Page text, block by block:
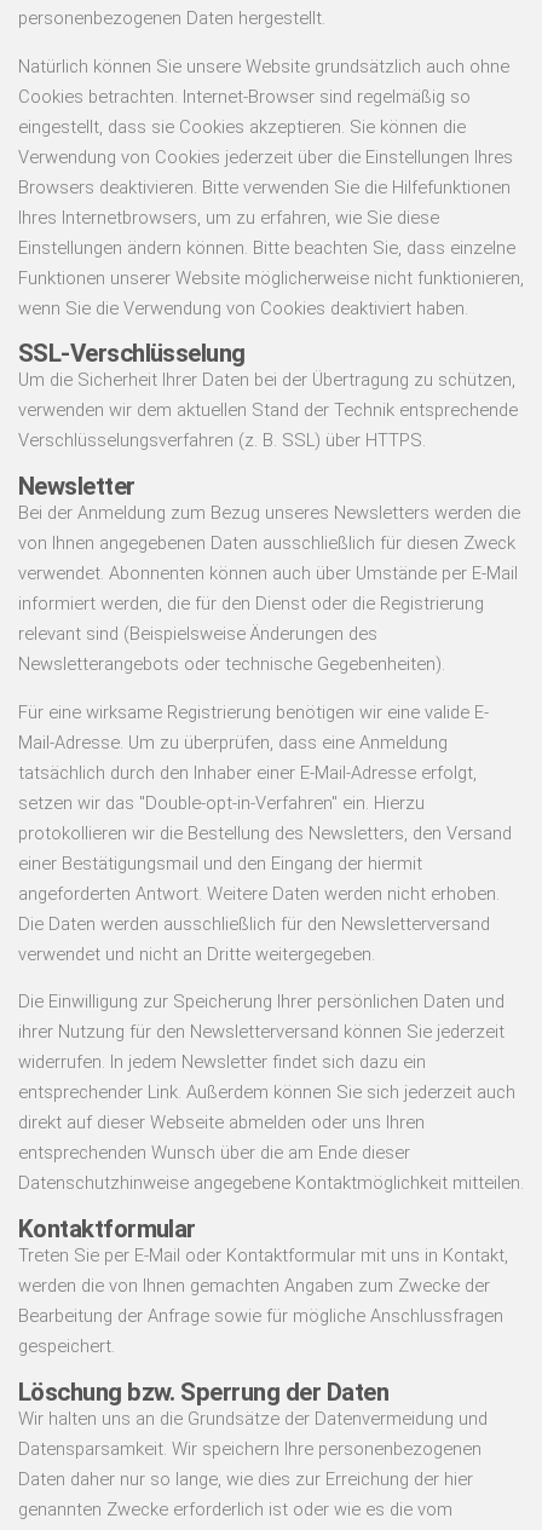
personenbezogenen Daten hergestellt.
Natürlich können Sie unsere Website grundsätzlich auch ohne
Cookies betrachten. Internet-Browser sind regelmäßig so
eingestellt, dass sie Cookies akzeptieren. Sie können die
Verwendung von Cookies jederzeit über die Einstellungen Ihres
Browsers deaktivieren. Bitte verwenden Sie die Hilfefunktionen
Ihres Internetbrowsers, um zu erfahren, wie Sie diese
Einstellungen ändern können. Bitte beachten Sie, dass einzelne
Funktionen unserer Website möglicherweise nicht funktionieren,
wenn Sie die Verwendung von Cookies deaktiviert haben.
SSL-Verschlüsselung
Um die Sicherheit Ihrer Daten bei der Übertragung zu schützen,
verwenden wir dem aktuellen Stand der Technik entsprechende
Verschlüsselungsverfahren (z. B. SSL) über HTTPS.
Newsletter
Bei der Anmeldung zum Bezug unseres Newsletters werden die
von Ihnen angegebenen Daten ausschließlich für diesen Zweck
verwendet. Abonnenten können auch über Umstände per E-Mail
informiert werden, die für den Dienst oder die Registrierung
relevant sind (Beispielsweise Änderungen des
Newsletterangebots oder technische Gegebenheiten).
Für eine wirksame Registrierung benötigen wir eine valide E-
Mail-Adresse. Um zu überprüfen, dass eine Anmeldung
tatsächlich durch den Inhaber einer E-Mail-Adresse erfolgt,
setzen wir das "Double-opt-in-Verfahren" ein. Hierzu
protokollieren wir die Bestellung des Newsletters, den Versand
einer Bestätigungsmail und den Eingang der hiermit
angeforderten Antwort. Weitere Daten werden nicht erhoben.
Die Daten werden ausschließlich für den Newsletterversand
verwendet und nicht an Dritte weitergegeben.
Die Einwilligung zur Speicherung Ihrer persönlichen Daten und
ihrer Nutzung für den Newsletterversand können Sie jederzeit
widerrufen. In jedem Newsletter findet sich dazu ein
entsprechender Link. Außerdem können Sie sich jederzeit auch
direkt auf dieser Webseite abmelden oder uns Ihren
entsprechenden Wunsch über die am Ende dieser
Datenschutzhinweise angegebene Kontaktmöglichkeit mitteilen.
Kontaktformular
Treten Sie per E-Mail oder Kontaktformular mit uns in Kontakt,
werden die von Ihnen gemachten Angaben zum Zwecke der
Bearbeitung der Anfrage sowie für mögliche Anschlussfragen
gespeichert.
Löschung bzw. Sperrung der Daten
Wir halten uns an die Grundsätze der Datenvermeidung und
Datensparsamkeit. Wir speichern Ihre personenbezogenen
Daten daher nur so lange, wie dies zur Erreichung der hier
genannten Zwecke erforderlich ist oder wie es die vom